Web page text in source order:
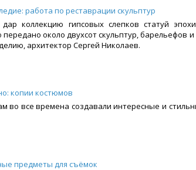
работа по реставрации скульптур
коллекцию гипсовых слепков статуй
около двухсот скульптур, барельефов
архитектор Сергей Николаев.
копии костюмов
во все времена создавали интересные и
предметы для съёмок